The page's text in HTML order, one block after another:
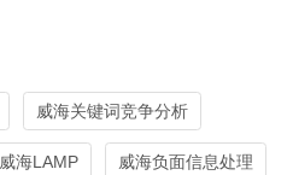
威海关键词竞争分析
威海LAMP 威海负面信息处理